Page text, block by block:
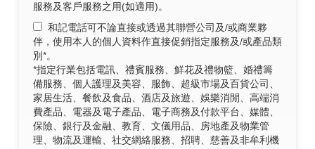
服務及客戶服務之用(如適用)。
和記電話可不論直接或透過其聯營公司及/或商業夥
伴，使用本人的個人資料作直接促銷指定服務及/或產品類
別*。
*指定行業包括電訊、禮賓服務、鮮花及禮物籃、婚禮籌
備服務、個人護理及美容、服飾、超級市場及百貨公司、
家居生活、餐飲及食品、酒店及旅遊、娛樂消閒、高端消
費產品、電器及電子產品、電子商務及付款平台、媒體、
保險、銀行及金融、教育、文儀用品、房地產及物業管
理、物流及運輸、社交網絡服務、招聘、慈善及非牟利機